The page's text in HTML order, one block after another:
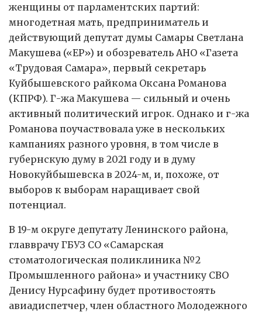
женщины от парламентских партий:
многодетная мать, предприниматель и
действующий депутат думы Самары Светлана
Макушева («ЕР») и обозреватель АНО «Газета
«Трудовая Самара», первый секретарь
Куйбышевского райкома Оксана Романова
(КПРФ). Г-жа Макушева — сильный и очень
активный политический игрок. Однако и г-жа
Романова поучаствовала уже в нескольких
кампаниях разного уровня, в том числе в
губернскую думу в 2021 году и в думу
Новокуйбышевска в 2024-м, и, похоже, от
выборов к выборам наращивает свой
потенциал.
В 19-м округе депутату Ленинского района,
главврачу ГБУЗ СО «Самарская
стоматологическая поликлиника №2
Промышленного района» и участнику СВО
Денису Нурсафину будет противостоять
авиадиспетчер, член областного Молодежного